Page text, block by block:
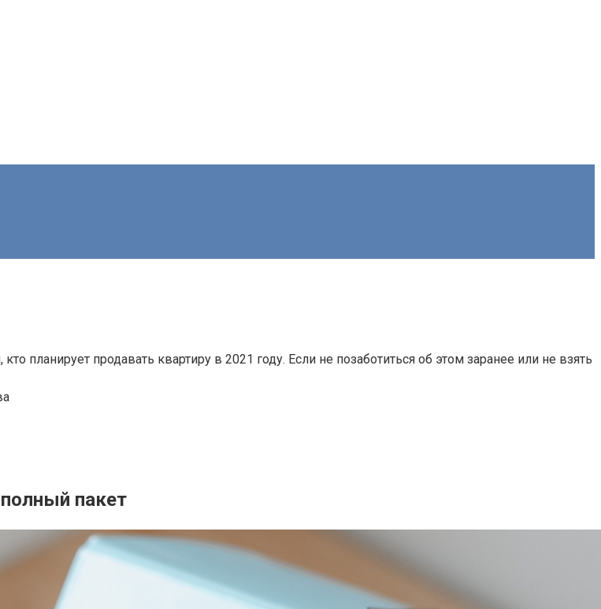
планирует продавать квартиру в 2021 году. Если не позаботиться об этом заранее или не взять
пакет